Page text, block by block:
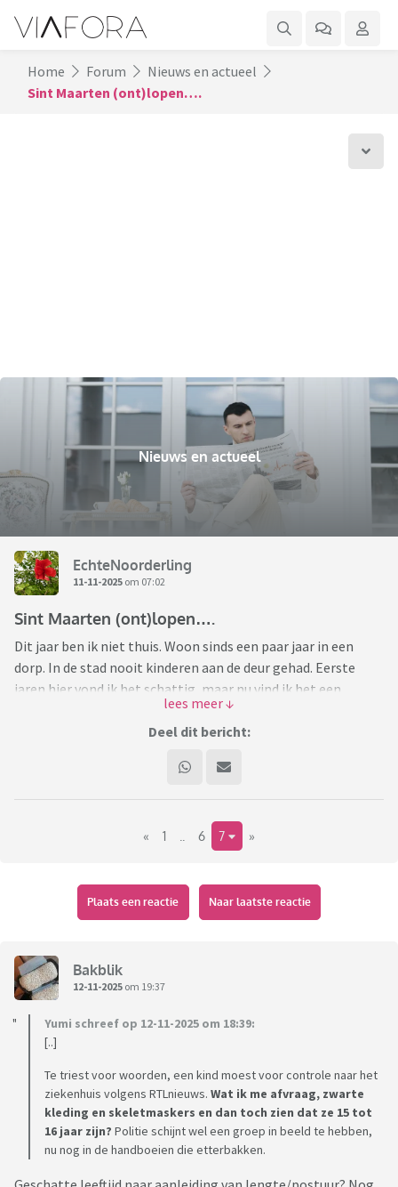
Home Forum
Nieuws en actueel
Sint Maarten (ont)lopen….
Nieuws en actueel
EchteNoorderling
11-11-2025 om 07:02
Sint Maarten (ont)lopen….
Dit jaar ben ik niet thuis. Woon sinds een paar jaar in een
dorp. In de stad nooit kinderen aan de deur gehad. Eerste
jaren hier vond ik het schattig, maar nu vind ik het een
verstoring van mijn rustige doordeweekse avond. Ga naar
mijn vriend, die niet veel aanloop heeft.
doen: snoep in huis hebben voor 50 of 100 of nog meer
kinderen. Of ik heb eerder te duur snoep gekocht? (Haribo en
Deel dit bericht:
« 1 6 7 »
Plaats een reactie Naar laatste reactie
Bakblik
12-11-2025 om 19:37
Yumi schreef op 12-11-2025 om 18:39:
[..]
Te triest voor woorden, een kind moest voor controle naar het
ziekenhuis volgens RTLnieuws. Wat ik me afvraag, zwarte
kleding en skeletmaskers en dan toch zien dat ze 15 tot
16 jaar zijn? Politie schijnt wel een groep in beeld te hebben,
nu nog in de handboeien die etterbakken.